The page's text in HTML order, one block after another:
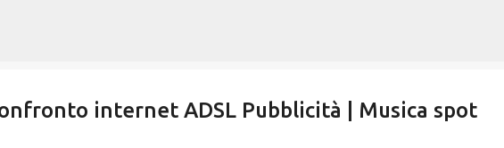
internet ADSL Pubblicità | Musica spot